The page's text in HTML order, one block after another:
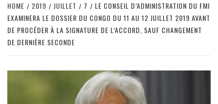
HOME 2019 JUILLET 7
LE CONSEIL D’ADMINISTRATION DU FMI
EXAMINERA LE DOSSIER DU CONGO DU 11 AU 12 JUILLET 2019 AVANT
DE PROCÉDER À LA SIGNATURE DE L’ACCORD, SAUF CHANGEMENT
DE DERNIÈRE SECONDE